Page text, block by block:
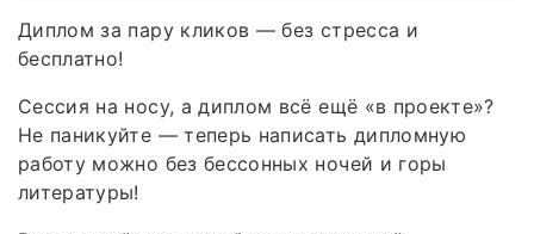
Диплом за пару кликов — без стресса и
бесплатно!
Сессия на носу, а диплом всё ещё «в проекте»?
Не паникуйте — теперь написать дипломную
работу можно без бессонных ночей и горы
литературы!